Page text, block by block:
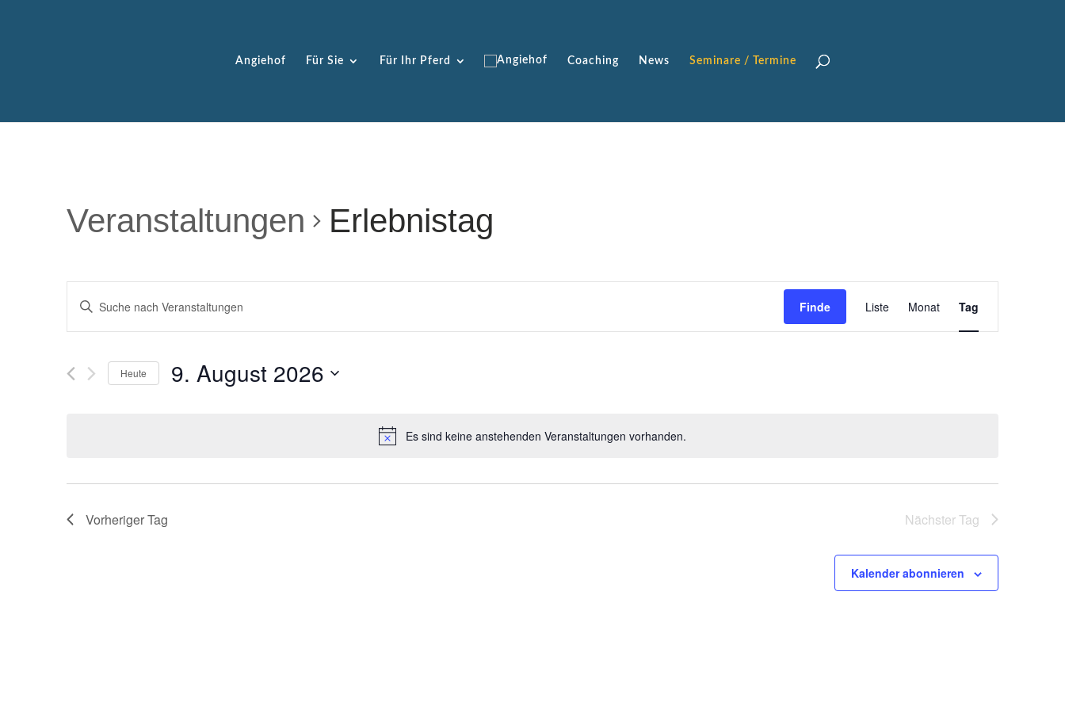
Angiehof Für Sie Für Ihr Pferd Coaching News Seminare / Termine
Es sind keine anstehenden Veranstaltungen vorhanden.
Veranstaltungen Erlebnistag
SUCHE
UND
NAVIGATION
Bitte
eingeben.
nach
Finde
ANSICHTEN-
Liste Monat Tag
Heute 9. August 2026
Vorheriger Tag Nächster Tag
Kalender abonnieren